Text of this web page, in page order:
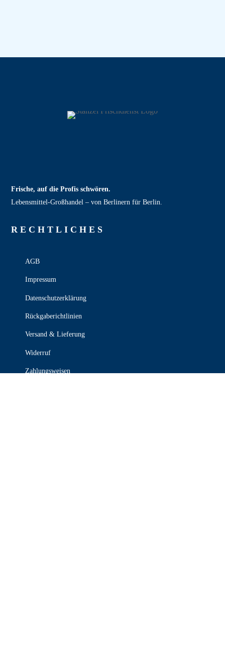
Frische, auf die Profis schwören.
Lebensmittel‑Großhandel – von Berlinern für Berlin.
RECHT­LICHES
AGB
Impressum
Datenschutzerklärung
Rückgaberichtlinien
Versand & Lieferung
Widerruf
Zahlungsweisen